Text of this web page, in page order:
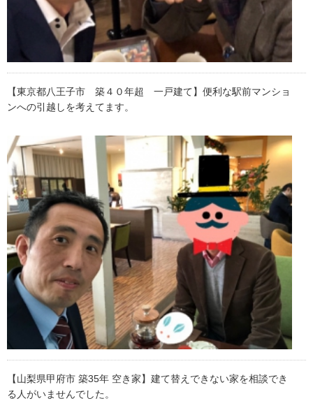
【東京都八王子市 築４０年超 一戸建て】便利な駅前マンショ
ンへの引越しを考えてます。
【山梨県甲府市 築35年 空き家】建て替えできない家を相談でき
る人がいませんでした。